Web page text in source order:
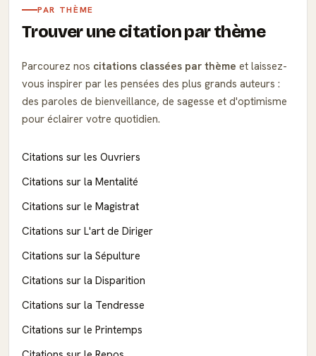
PAR THÈME
Trouver une citation par thème
Parcourez nos citations classées par thème et laissez-
vous inspirer par les pensées des plus grands auteurs :
des paroles de bienveillance, de sagesse et d'optimisme
pour éclairer votre quotidien.
Citations sur les Ouvriers
Citations sur la Mentalité
Citations sur le Magistrat
Citations sur L'art de Diriger
Citations sur la Sépulture
Citations sur la Disparition
Citations sur la Tendresse
Citations sur le Printemps